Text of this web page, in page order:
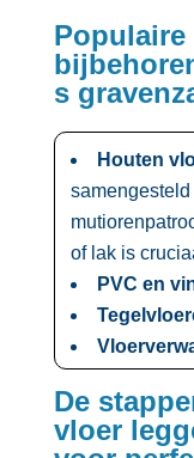
s
Houten
of lak is
PVC en
De
vloer